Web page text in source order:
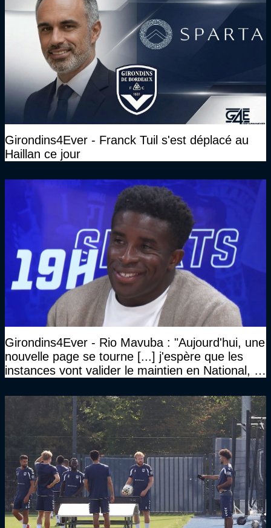
Girondins4Ever - Franck Tuil s'est déplacé au
Haillan ce jour
Girondins4Ever - Rio Mavuba : "Aujourd'hui, une
nouvelle page se tourne [...] j'espère que les
instances vont valider le maintien en National, et
haut niveau"